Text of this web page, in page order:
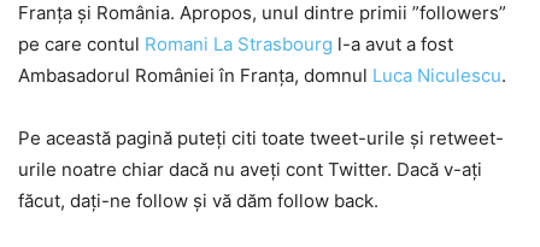
Franța și România. Apropos, unul dintre primii ”followers”
pe care contul Romani La Strasbourg l-a avut a fost
Ambasadorul României în Franța, domnul Luca Niculescu.
Pe această pagină puteți citi toate tweet-urile și retweet-
urile noatre chiar dacă nu aveți cont Twitter. Dacă v-ați
făcut, dați-ne follow și vă dăm follow back.